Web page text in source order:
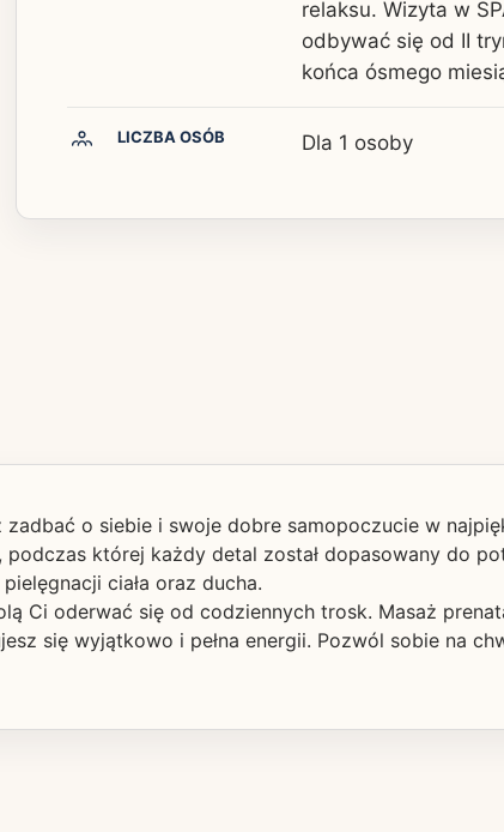
relaksu. Wizyta w
odbywać się od II
końca ósmego
LICZBA OSÓB Dla 1 osoby
o siebie i swoje dobre samopoczucie w
podczas której każdy detal został dopasowany do
ciała oraz ducha.
Ci oderwać się od codziennych trosk. Masaż
się wyjątkowo i pełna energii. Pozwól sobie na